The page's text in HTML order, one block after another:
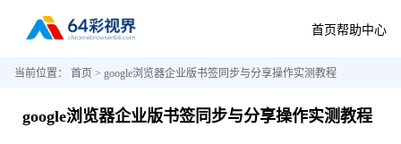
首页帮助中心
当前位置： 首页 > google浏览器企业版书签同步与分享操作实测教程
google浏览器企业版书签同步与分享操作实测教程